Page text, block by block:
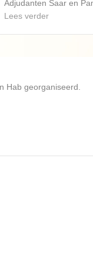
Hab georganiseerd.